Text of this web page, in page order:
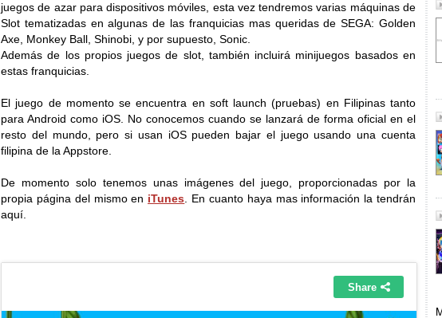
juegos de azar para dispositivos móviles, esta vez tendremos varias máquinas de
Slot tematizadas en algunas de las franquicias mas queridas de SEGA: Golden
Axe, Monkey Ball, Shinobi, y por supuesto, Sonic.
Además de los propios juegos de slot, también incluirá minijuegos basados en
estas franquicias.
El juego de momento se encuentra en soft launch (pruebas) en Filipinas tanto
para Android como iOS. No conocemos cuando se lanzará de forma oficial en el
resto del mundo, pero si usan iOS pueden bajar el juego usando una cuenta
filipina de la Appstore.
De momento solo tenemos unas imágenes del juego, proporcionadas por la
propia página del mismo en iTunes . En cuanto haya mas información la tendrán
aquí.